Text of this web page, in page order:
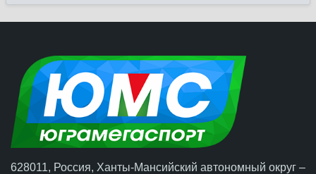
628011, Россия, Ханты-Мансийский автономный округ –